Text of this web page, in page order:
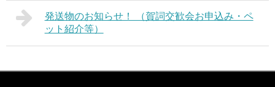
発送物のお知らせ！ （賀詞交歓会お申込み・ペ
ット紹介等）